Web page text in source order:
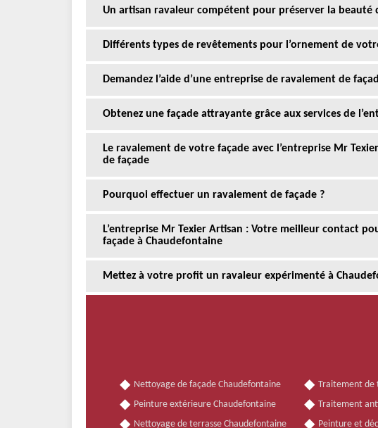
Un artisan ravaleur compétent pour préserver la beauté
Différents types de revêtements pour l’ornement de
Demandez l’aide d’une entreprise de ravalement de
Obtenez une façade attrayante grâce aux services de
Le ravalement de votre façade avec l’entreprise Mr
de façade
Pourquoi effectuer un ravalement de façade ?
L’entreprise Mr Texier Artisan : Votre meilleur contact
façade à Chaudefontaine
Mettez à votre profit un ravaleur expérimenté à
Nettoyage de façade Chaudefontaine
Peinture extérieure Chaudefontaine
Nettoyage de terrasse Chaudefontaine
Traitement de
Traitement
Peinture et